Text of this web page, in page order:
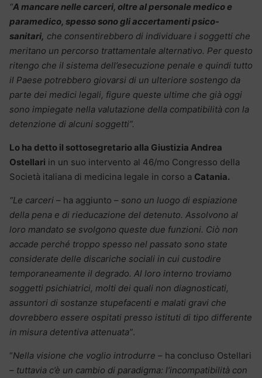
“A mancare nelle carceri, oltre al personale medico e
paramedico, spesso sono gli accertamenti psico-
sanitari, che consentirebbero di individuare i soggetti che
meritano un percorso trattamentale alternativo. Per questo
ritengo che il sistema dell’esecuzione penale e quindi tutto
il Paese potrebbero giovarsi di un ulteriore sostengo da
parte dei medici legali, figure queste ultime che già oggi
sono impiegate nella valutazione della compatibilità con la
detenzione di alcuni soggetti”.
Lo ha detto il sottosegretario alla Giustizia Andrea
Ostellari in un suo intervento al 46/mo Congresso della
Società italiana di medicina legale in corso a Catania.
“Le carceri – ha aggiunto – sono un luogo di espiazione
della pena e di rieducazione del detenuto. Assolvono al
loro mandato se svolgono queste due funzioni. Ciò non
accade perché troppo spesso nel passato sono state
considerate delle discariche sociali in cui custodire
temporaneamente il degrado. Al loro interno troviamo
soggetti psichiatrici, molti dei quali non diagnosticati,
assuntori di sostanze stupefacenti e malati gravi che
dovrebbero essere ospitati presso istituti di tipo differente
in misura detentiva attenuata”.
“Nella visione che voglio introdurre – ha concluso Ostellari
– tuttavia c’è un cambio di paradigma: l’incompatibilità con